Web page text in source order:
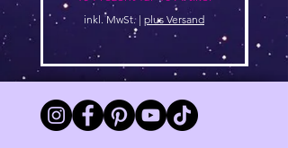
inkl. MwSt.| plus Versand